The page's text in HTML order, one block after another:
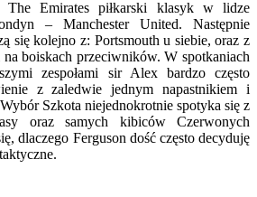
The Emirates piłkarski klasyk w lidze
– Manchester United. Następnie
się kolejno z: Portsmouth u siebie, oraz z
boiskach przeciwników. W spotkaniach
zespołami sir Alex bardzo często
z zaledwie jednym napastnikiem i
Szkota niejednokrotnie spotyka się z
oraz samych kibiców Czerwonych
dlaczego Ferguson dość często decyduję